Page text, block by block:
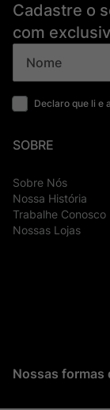
Cadastre o
com
Declaro que li e
SOBRE
Sobre Nós
Nossa História
Trabalhe Conosco
Nossas Lojas
Nossas formas